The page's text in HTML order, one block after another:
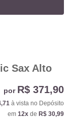
Sax Alto
por R$ 371,90
à vista no Depósito
em 12x de R$ 30,99